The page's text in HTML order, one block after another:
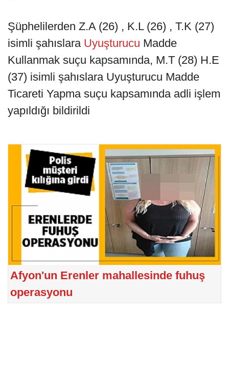
Şüphelilerden Z.A (26) , K.L (26) , T.K (27)
isimli şahıslara Uyuşturucu Madde
Kullanmak suçu kapsamında, M.T (28) H.E
(37) isimli şahıslara Uyuşturucu Madde
Ticareti Yapma suçu kapsamında adli işlem
yapıldığı bildirildi
Afyon'un Erenler mahallesinde fuhuş
operasyonu